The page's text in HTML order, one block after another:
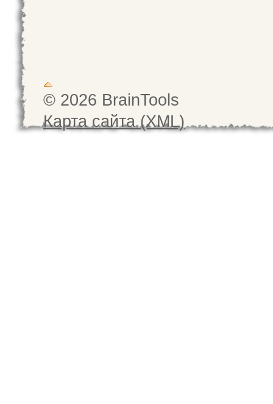
© 2026 BrainTools
Карта сайта (XML)